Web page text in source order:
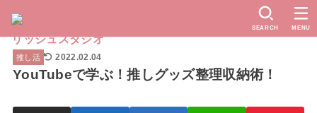
SEARCH MENU
推し活 2022.02.04
YouTubeで学ぶ！推しグッズ整理収納術！